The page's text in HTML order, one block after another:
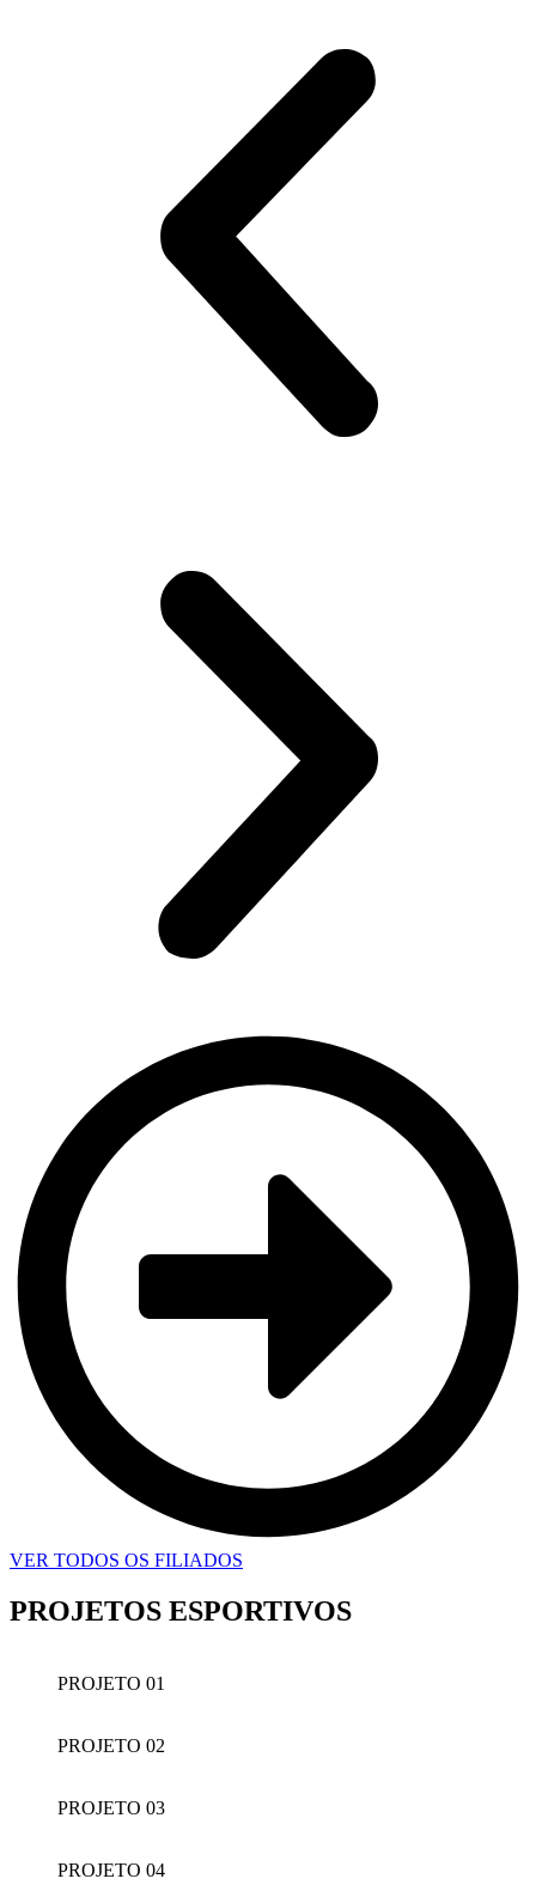
VER TODOS OS FILIADOS
PROJETOS ESPORTIVOS
PROJETO 01
PROJETO 02
PROJETO 03
PROJETO 04